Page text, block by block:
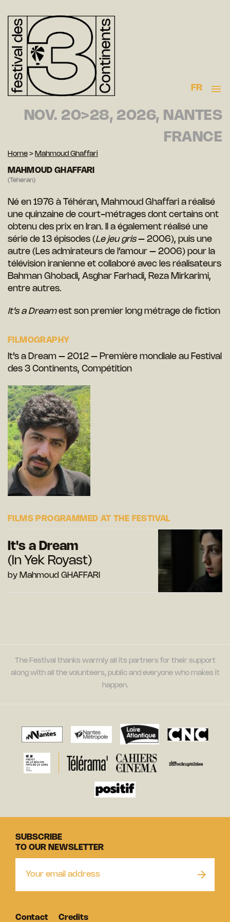
FR
NOV. 20>28, 2026, NANTES
FRANCE
Home > Mahmoud Ghaffari
MAHMOUD GHAFFARI
(Téhéran)
Né en 1976 à Téhéran, Mahmoud Ghaffari a réalisé
une quinzaine de court-métrages dont certains ont
obtenu des prix en Iran. Il a également réalisé une
série de 13 épisodes (Le jeu gris– 2006), puis une
autre (Les admirateurs de l’amour – 2006) pour la
télévision iranienne et collaboré avec les réalisateurs
Bahman Ghobadi, Asghar Farhadi, Reza Mirkarimi,
entre autres.
It’s a Dreamest son premier long métrage de fiction
FILMOGRAPHY
It’s a Dream – 2012 – Première mondiale au Festival
des 3 Continents, Compétition
FILMS PROGRAMMED AT THE FESTIVAL
It's a Dream
(In Yek Royast)
by Mahmoud GHAFFARI
The Festival thanks warmly all its partners for their support
along with all the volunteers, public and everyone who makes it
happen.
SUBSCRIBE
TO OUR NEWSLETTER
Contact Credits